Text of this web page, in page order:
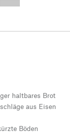
haltbares Brot
aus Eisen
Böden